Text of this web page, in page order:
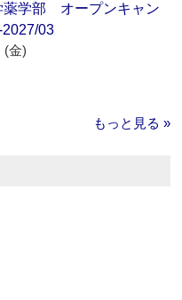
薬学部 オープンキャン
03
(金)
もっと見る »